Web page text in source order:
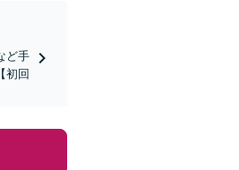
ど手
初回